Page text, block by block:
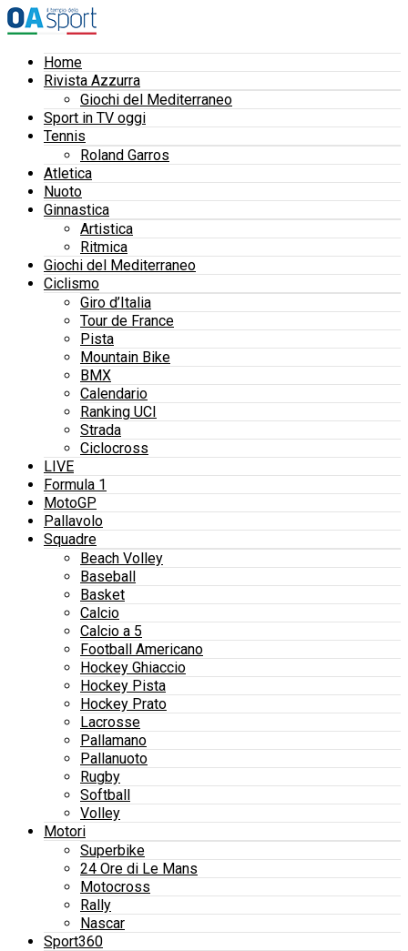
Home
Rivista Azzurra
Giochi del Mediterraneo
Sport in TV oggi
Tennis
Roland Garros
Atletica
Nuoto
Ginnastica
Artistica
Ritmica
Giochi del Mediterraneo
Ciclismo
Giro d’Italia
Tour de France
Pista
Mountain Bike
BMX
Calendario
Ranking UCI
Strada
Ciclocross
LIVE
Formula 1
MotoGP
Pallavolo
Squadre
Beach Volley
Baseball
Basket
Calcio
Calcio a 5
Football Americano
Hockey Ghiaccio
Hockey Pista
Hockey Prato
Lacrosse
Pallamano
Pallanuoto
Rugby
Softball
Volley
Motori
Superbike
24 Ore di Le Mans
Motocross
Rally
Nascar
Sport360